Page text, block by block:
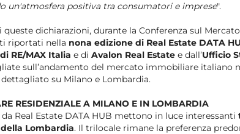
un'atmosfera positiva tra consumatori e imprese".
queste dichiarazioni, durante la Conferenza sul
riportati nella nona edizione di Real Estate DATA
RE/MAX Italia e di Avalon Real Estate e dall’Ufficio
sull’andamento del mercato immobiliare italiano
su Milano e Lombardia.
RESIDENZIALE A MILANO E IN LOMBARDIA
Real Estate DATA HUB mettono in luce interessanti
Lombardia. Il trilocale rimane la preferenza